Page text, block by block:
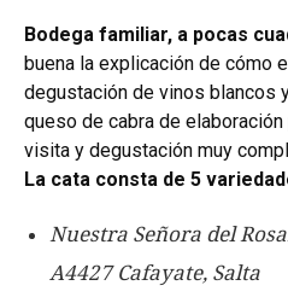
Bodega familiar, a pocas
buena la explicación de cómo
degustación de vinos blancos
queso de cabra de
visita y degustación muy
La cata consta de 5
Nuestra Señora del
A4427 Cafayate, Salta